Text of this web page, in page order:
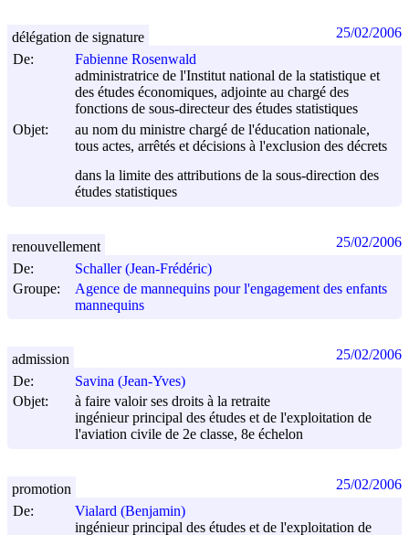
De:
Fabienne Rosenwald
administratrice de l'Institut national de la statistique et
des études économiques, adjointe au chargé des
fonctions de sous-directeur des études statistiques
Objet:
au nom du ministre chargé de l'éducation nationale,
tous actes, arrêtés et décisions à l'exclusion des décrets
dans la limite des attributions de la sous-direction des
études statistiques
délégation de signature 25/02/2006
De:
Schaller (Jean-Frédéric)
Groupe:
Agence de mannequins pour l'engagement des enfants
mannequins
renouvellement 25/02/2006
De:
Savina (Jean-Yves)
Objet:
à faire valoir ses droits à la retraite
ingénieur principal des études et de l'exploitation de
l'aviation civile de 2e classe, 8e échelon
admission 25/02/2006
De:
Vialard (Benjamin)
ingénieur principal des études et de l'exploitation de
promotion 25/02/2006